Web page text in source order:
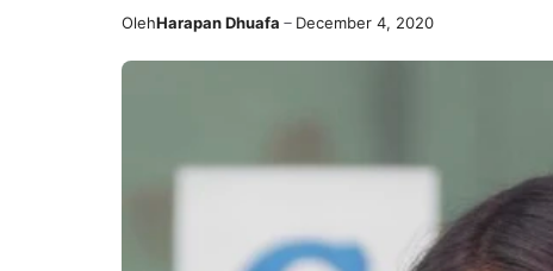
OlehHarapan Dhuafa December 4, 2020